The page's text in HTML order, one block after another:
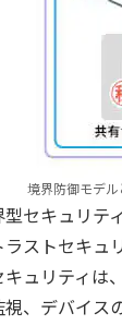
境界防御モデ
セキュリテ
ストセキュ
キュリティは
、デバイス